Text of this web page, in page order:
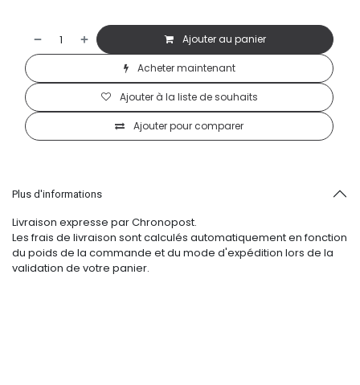
Ajouter au panier
Acheter maintenant
Ajouter pour comparer
Ajouter à la liste de souhaits
Plus d'informations
Livraison expresse par Chronopost.
Les frais de livraison sont calculés automatiquement en fonction
du poids de la commande et du mode d'expédition lors de la
validation de votre panier.